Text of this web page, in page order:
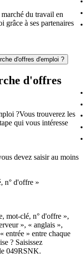
du travail en
grâce à ses partenaires
d'offres d'emploi ?
d'offres
?Vous trouverez les
qui vous intéresse
devez saisir au moins
n° d'offre »
mot-clé, n° d'offre »,
», « anglais »,
entrée » entre chaque
? Saisissez
049RSNK.